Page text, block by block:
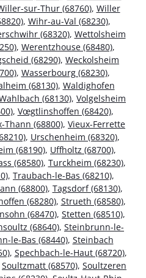
sur-Thur (68760), Willer
, Wihr-au-Val (68230),
(68320), Wettolsheim
, Werentzhouse (68480),
(68290), Weckolsheim
, Wasserbourg (68230),
(68130), Waldighofen
(68130), Volgelsheim
, Vœgtlinshoffen (68420),
Thann (68800), Vieux-Ferrette
, Urschenheim (68320),
(68190), Uffholtz (68700),
(68580), Turckheim (68230),
, Traubach-le-Bas (68210),
(68800), Tagsdorf (68130),
(68280), Strueth (68580),
(68470), Stetten (68510),
(68640), Steinbrunn-le-
le-Bas (68440), Steinbach
, Spechbach-le-Haut (68720),
Soultzmatt (68570), Soultzeren